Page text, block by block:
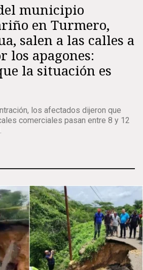
municipio
en Turmero,
salen a las calles a
los apagones:
la situación es
los afectados dijeron que
comerciales pasan entre 8 y 12